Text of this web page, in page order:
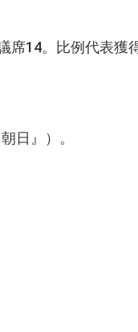
席14。比例代表獲
日』）。